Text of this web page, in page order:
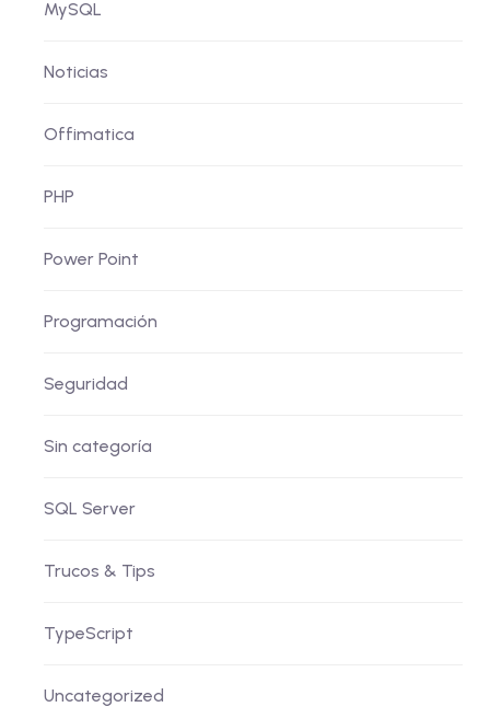
MySQL
Noticias
Offimatica
PHP
Power Point
Programación
Seguridad
Sin categoría
SQL Server
Trucos & Tips
TypeScript
Uncategorized